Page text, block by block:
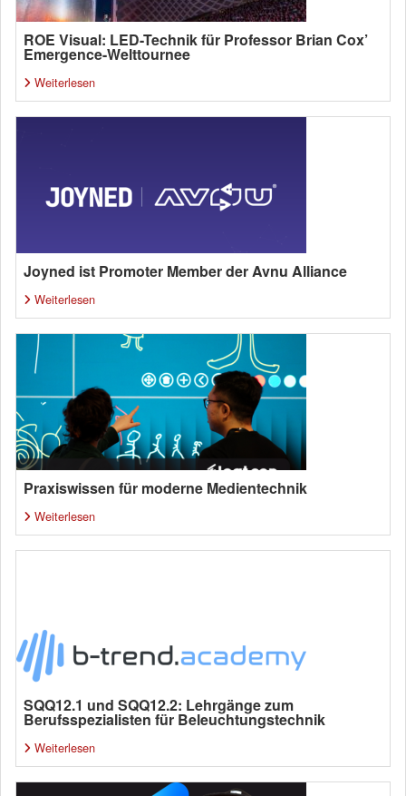
ROE Visual: LED-Technik für Professor Brian Cox’
Emergence-Welttournee
Weiterlesen
Joyned ist Promoter Member der Avnu Alliance
Weiterlesen
Praxiswissen für moderne Medientechnik
Weiterlesen
SQQ12.1 und SQQ12.2: Lehrgänge zum
Berufsspezialisten für Beleuchtungstechnik
Weiterlesen